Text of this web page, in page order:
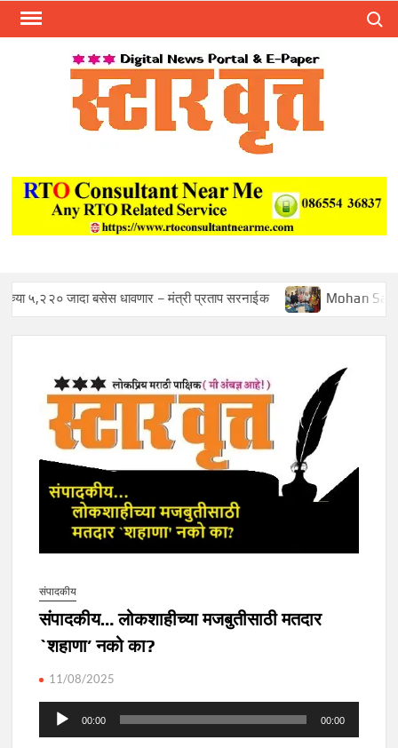
Skip
जादा बसेस धावणार – मंत्री प्रताप सरनाईक Mohan Sawant
संपादकीय
संपादकीय… लोकशाहीच्या मजबुतीसाठी मतदार
`शहाणा’ नको का?
11/08/2025
Audio
Player
00:00 00:00